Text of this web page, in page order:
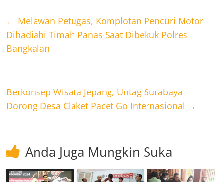
← Melawan Petugas, Komplotan Pencuri Motor
Dihadiahi Timah Panas Saat Dibekuk Polres
Bangkalan
Berkonsep Wisata Jepang, Untag Surabaya
Dorong Desa Claket Pacet Go Internasional →
Anda Juga Mungkin Suka